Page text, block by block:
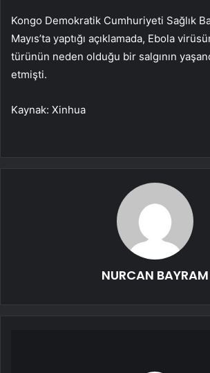
Kongo Demokratik Cumhuriyeti Sağlık
Mayıs’ta yaptığı açıklamada, Ebola
türünün neden olduğu bir salgının
etmişti.
Kaynak: Xinhua
NURCAN BAYRAM